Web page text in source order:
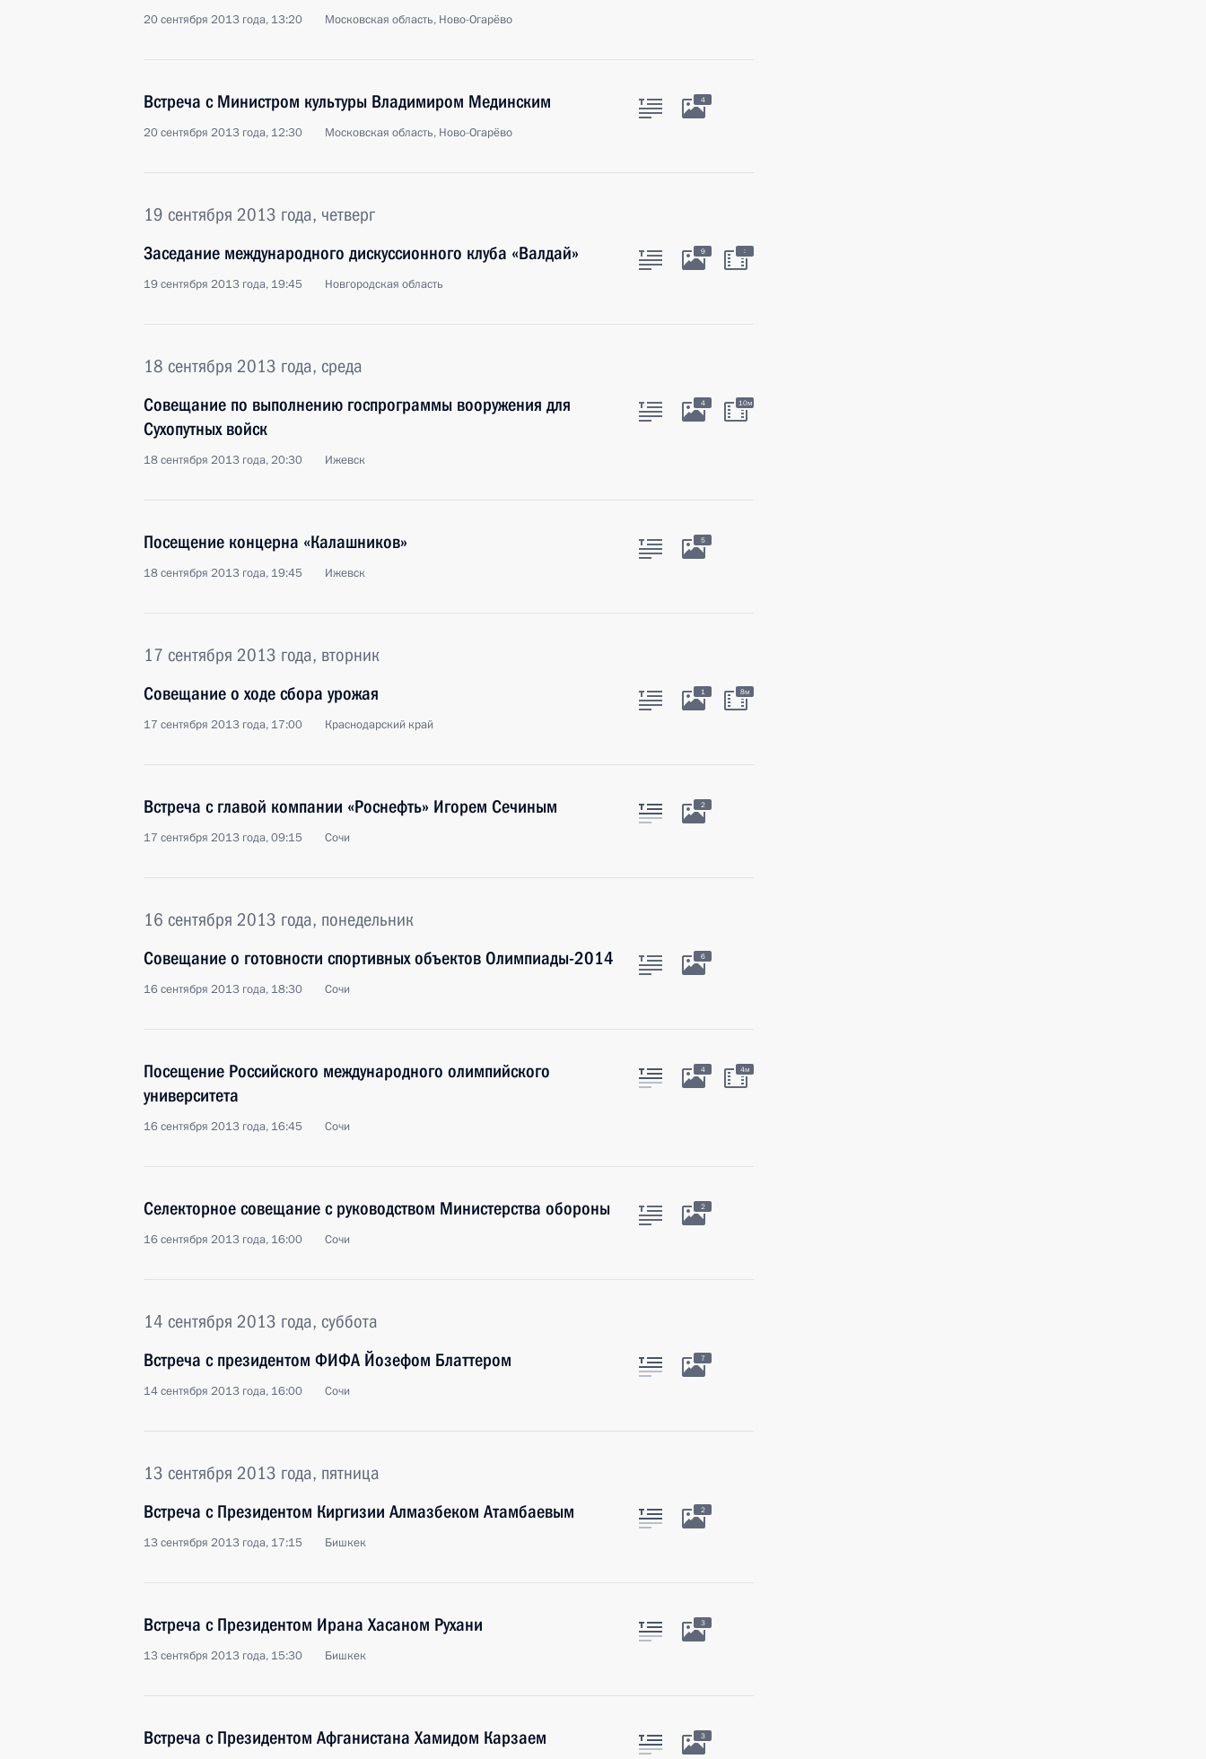
20 сентября 2013 года, 13:20 Московская область, Ново-Огарёво
Встреча с Министром культуры Владимиром Мединским
20 сентября 2013 года, 12:30 Московская область, Ново-Огарёво
4
19 сентября 2013 года, четверг
Заседание международного дискуссионного клуба «Валдай»
19 сентября 2013 года, 19:45 Новгородская область
9 :
18 сентября 2013 года, среда
Совещание по выполнению госпрограммы вооружения для
Сухопутных войск
18 сентября 2013 года, 20:30 Ижевск
4 10м
Посещение концерна «Калашников»
18 сентября 2013 года, 19:45 Ижевск
5
17 сентября 2013 года, вторник
Совещание о ходе сбора урожая
17 сентября 2013 года, 17:00 Краснодарский край
1 8м
Встреча с главой компании «Роснефть» Игорем Сечиным
17 сентября 2013 года, 09:15 Сочи
2
16 сентября 2013 года, понедельник
Совещание о готовности спортивных объектов Олимпиады-2014
16 сентября 2013 года, 18:30 Сочи
6
Посещение Российского международного олимпийского
университета
16 сентября 2013 года, 16:45 Сочи
4 4м
Селекторное совещание с руководством Министерства обороны
16 сентября 2013 года, 16:00 Сочи
2
14 сентября 2013 года, суббота
Встреча с президентом ФИФА Йозефом Блаттером
14 сентября 2013 года, 16:00 Сочи
7
13 сентября 2013 года, пятница
Встреча с Президентом Киргизии Алмазбеком Атамбаевым
13 сентября 2013 года, 17:15 Бишкек
2
Встреча с Президентом Ирана Хасаном Рухани
13 сентября 2013 года, 15:30 Бишкек
3
Встреча с Президентом Афганистана Хамидом Карзаем 3